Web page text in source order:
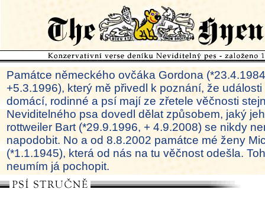
Památce německého ovčáka Gordona
+5.3.1996), který mě přivedl k poznání, že
domácí, rodinné a psí mají ze zřetele věčnosti
Neviditelného psa dovedl dělat způsobem, jaký
rottweiler Bart (*29.9.1996, + 4.9.2008) se nikdy
napodobit. No a od 8.8.2002 památce mé ženy
(*1.1.1945), která od nás na tu věčnost odešla.
neumím já pochopit.